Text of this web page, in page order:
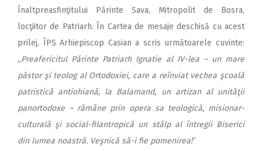
Înaltpreasfinţitului Părinte Sava, Mitropolit de Bosra,
locţiitor de Patriarh. În Cartea de mesaje deschisă cu acest
prilej, ÎPS Arhiepiscop Casian a scris următoarele cuvinte:
„Preafericitul Părinte Patriarh Ignatie al IV-lea – un mare
păstor şi teolog al Ortodoxiei, care a reînviat vechea şcoală
patristică antiohiană, la Balamand, un artizan al unităţii
panortodoxe – rămâne prin opera sa teologică, misionar-
culturală şi social-filantropică un stâlp al întregii Biserici
din lumea noastră. Veşnică să-i fie pomenirea!”